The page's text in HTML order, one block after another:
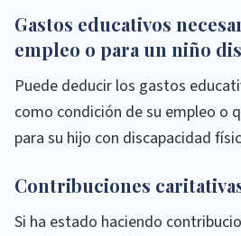
Gastos educativos
empleo o para un niño
Puede deducir los gastos
como condición de su empleo o
para su hijo con discapacidad
Contribuciones
Si ha estado haciendo